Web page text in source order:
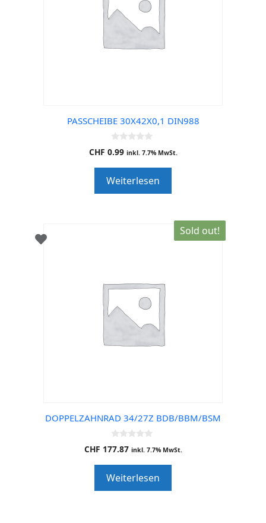
PASSCHEIBE 30X42X0,1 DIN988
0
o
o
f
5
CHF 0.99 inkl. 7.7% MwSt.
Weiterlesen
Sold out!
DOPPELZAHNRAD 34/27Z BDB/BBM/BSM
0
o
o
f
5
CHF 177.87 inkl. 7.7% MwSt.
Weiterlesen